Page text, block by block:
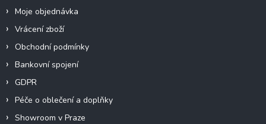
Moje objednávka
Vrácení zboží
Obchodní podmínky
Bankovní spojení
GDPR
Péče o oblečení a doplňky
Showroom v Praze